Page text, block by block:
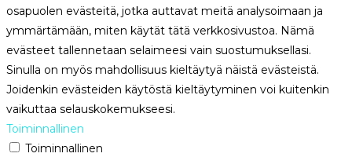
osapuolen evästeitä, jotka auttavat meitä analysoimaan ja
ymmärtämään, miten käytät tätä verkkosivustoa. Nämä
evästeet tallennetaan selaimeesi vain suostumuksellasi.
Sinulla on myös mahdollisuus kieltäytyä näistä evästeistä.
Joidenkin evästeiden käytöstä kieltäytyminen voi kuitenkin
vaikuttaa selauskokemukseesi.
Toiminnallinen
Toiminnallinen